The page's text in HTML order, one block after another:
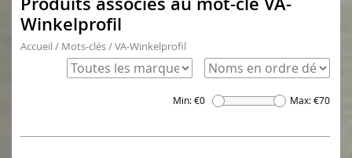
Winkelprofil
Accueil / Mots-clés/VA-Winkelprofil
Min: €0 Max: €70